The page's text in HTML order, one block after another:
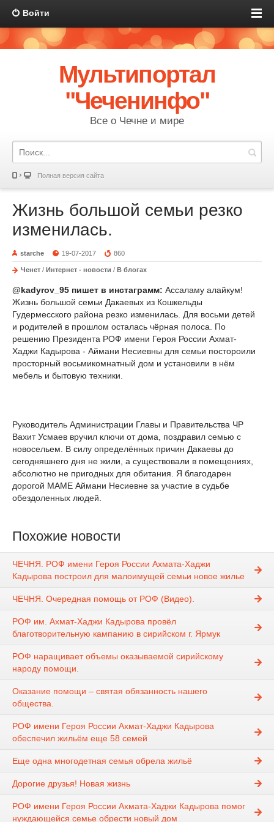
Войти
Мультипортал
"Чеченинфо"
Все о Чечне и мире
Полная версия сайта
Жизнь большой семьи резко
изменилась.
starche 19-07-2017 860
Ченет / Интернет - новости / В блогах
@kadyrov_95 пишет в инстаграмм: Ассаламу алайкум!
Жизнь большой семьи Дакаевых из Кошкельды
Гудермесского района резко изменилась. Для восьми детей
и родителей в прошлом осталась чёрная полоса. По
решению Президента РОФ имени Героя России Ахмат-
Хаджи Кадырова - Аймани Несиевны для семьи постороили
просторный восьмикомнатный дом и установили в нём
мебель и бытовую техники.
Руководитель Администрации Главы и Правительства ЧР
Вахит Усмаев вручил ключи от дома, поздравил семью с
новосельем. В силу определённых причин Дакаевы до
сегодняшнего дня не жили, а существовали в помещениях,
абсолютно не пригодных для обитания. Я благодарен
дорогой МАМЕ Аймани Несиевне за участие в судьбе
обездоленных людей.
Похожие новости
ЧЕЧНЯ. РОФ имени Героя России Ахмата-Хаджи
Кадырова построил для малоимущей семьи новое жилье
ЧЕЧНЯ. Очередная помощь от РОФ (Видео).
РОФ им. Ахмат-Хаджи Кадырова провёл
благотворительную кампанию в сирийском г. Ярмук
РОФ наращивает объемы оказываемой сирийскому
народу помощи.
Оказание помощи – святая обязанность нашего
общества.
РОФ имени Героя России Ахмат-Хаджи Кадырова
обеспечил жильём еще 58 семей
Еще одна многодетная семья обрела жильё
Дорогие друзья! Новая жизнь
РОФ имени Героя России Ахмата-Хаджи Кадырова помог
нуждающейся семье обрести новый дом